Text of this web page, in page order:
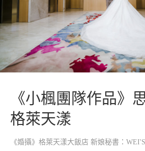
《小楓團隊作品》
格萊天漾
《婚攝》格萊天漾大飯店 新娘秘書：